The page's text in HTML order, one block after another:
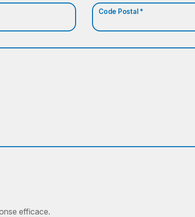
Code Postal *
efficace.